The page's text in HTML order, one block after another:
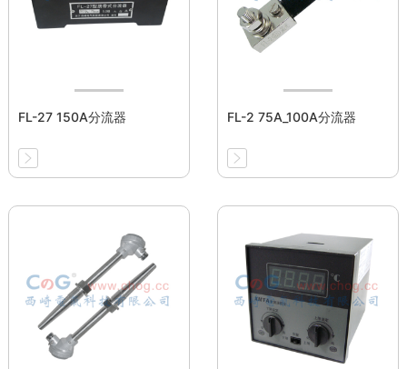
FL-27 150A分流器 FL-2 75A_100A分流器